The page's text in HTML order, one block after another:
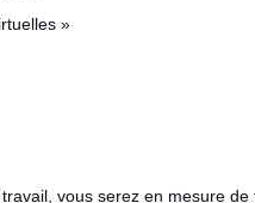
»
vous serez en mesure